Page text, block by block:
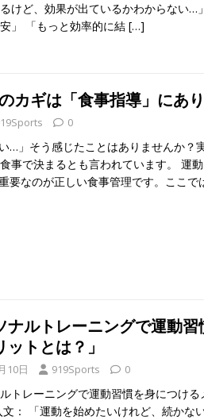
けど、効果が出ているかわからない…
」 「もっと効率的に結 […]
カギは「食事指導」にあり
0
…」そう感じたことはありませんか？
事で決まるとも言われています。 運
要なのが正しい食事管理です。ここで
ナルトレーニングで運動
トとは？」
10日 919Sports 0
ルトレーニングで運動習慣を身につける
： 「運動を始めたいけれど、続かな